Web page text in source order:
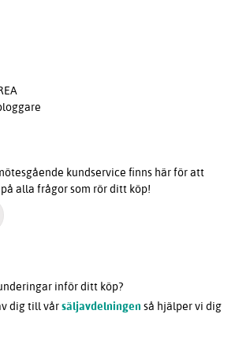
kundservice finns här för att
alla frågor som rör ditt köp!
inför ditt köp?
dig till vårsäljavdelningen så hjälper vi dig